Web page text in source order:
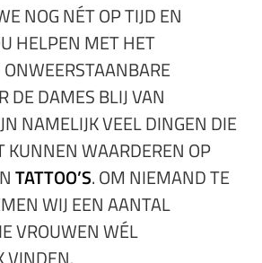
NOG NÉT OP TIJD EN
HELPEN MET HET
DE DAMES BLIJ VAN
NAMELIJK VEEL DINGEN DIE
KUNNEN WAARDEREN OP
TATTOO’S. OM NIEMAND TE
WIJ EEN AANTAL
VROUWEN WÉL